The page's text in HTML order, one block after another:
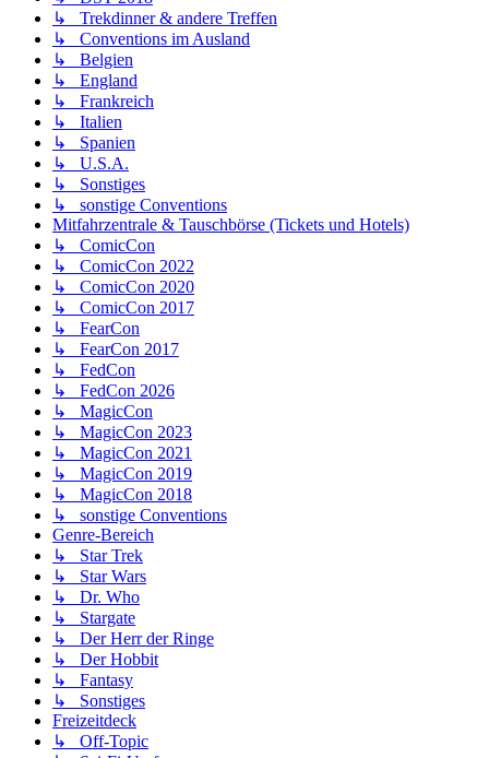
↳ Trekdinner & andere Treffen
↳ Conventions im Ausland
↳ Belgien
↳ England
↳ Frankreich
↳ Italien
↳ Spanien
↳ U.S.A.
↳ Sonstiges
↳ sonstige Conventions
Mitfahrzentrale & Tauschbörse (Tickets und Hotels)
↳ ComicCon
↳ ComicCon 2022
↳ ComicCon 2020
↳ ComicCon 2017
↳ FearCon
↳ FearCon 2017
↳ FedCon
↳ FedCon 2026
↳ MagicCon
↳ MagicCon 2023
↳ MagicCon 2021
↳ MagicCon 2019
↳ MagicCon 2018
↳ sonstige Conventions
Genre-Bereich
↳ Star Trek
↳ Star Wars
↳ Dr. Who
↳ Stargate
↳ Der Herr der Ringe
↳ Der Hobbit
↳ Fantasy
↳ Sonstiges
Freizeitdeck
↳ Off-Topic